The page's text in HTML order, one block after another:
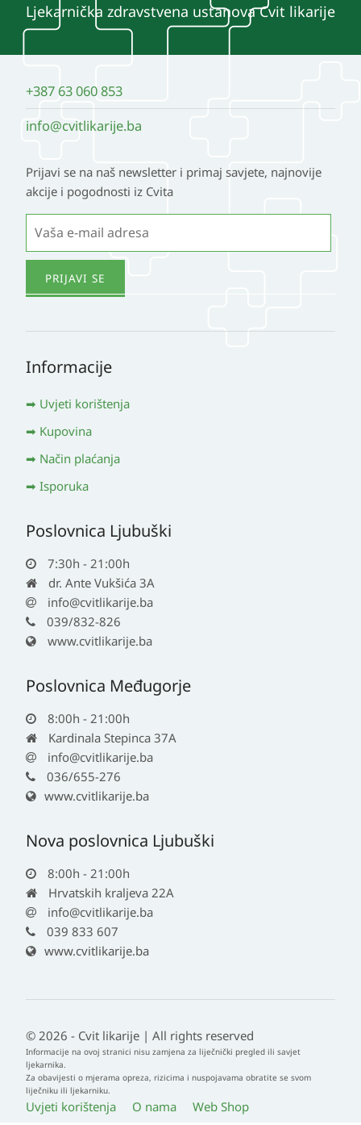
Ljekarnička zdravstvena ustanova Cvit likarije
+387 63 060 853
info@cvitlikarije.ba
Prijavi se na naš newsletter i primaj savjete, najnovije
akcije i pogodnosti iz Cvita
Informacije
Uvjeti korištenja
Kupovina
Način plaćanja
Isporuka
Poslovnica Ljubuški
7:30h - 21:00h
dr. Ante Vukšića 3A
info@cvitlikarije.ba
039/832-826
www.cvitlikarije.ba
Poslovnica Međugorje
8:00h - 21:00h
Kardinala Stepinca 37A
info@cvitlikarije.ba
036/655-276
www.cvitlikarije.ba
Nova poslovnica Ljubuški
8:00h - 21:00h
Hrvatskih kraljeva 22A
info@cvitlikarije.ba
039 833 607
www.cvitlikarije.ba
© 2026 - Cvit likarije | All rights reserved
Informacije na ovoj stranici nisu zamjena za liječnički pregled ili savjet
ljekarnika.
Za obavijesti o mjerama opreza, rizicima i nuspojavama obratite se svom
liječniku ili ljekarniku.
Uvjeti korištenja O nama Web Shop